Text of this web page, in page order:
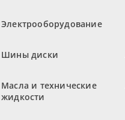
Электрооборудование
Шины диски
Масла и технические
жидкости